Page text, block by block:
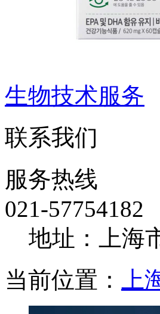
生物技术服务
联系我们
服务热线
021-57754182
地址：上海
当前位置：